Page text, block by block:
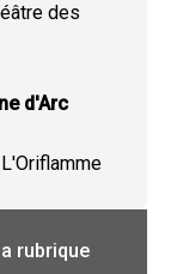
des
d'Arc
rubrique